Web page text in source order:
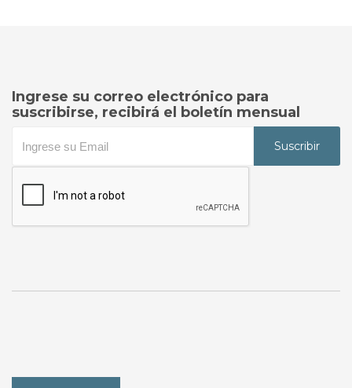
Ingrese su correo electrónico para
suscribirse, recibirá el boletín mensual
Suscribir